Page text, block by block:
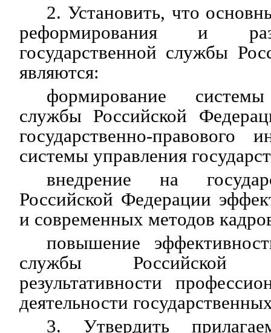
2. Установить, что
реформирования и
государственной службы
являются:
формирование системы
службы Российской
государственно-правового
системы управления
внедрение на
Российской Федерации
и современных методов
повышение
службы
результативности
деятельности
3. Утвердить